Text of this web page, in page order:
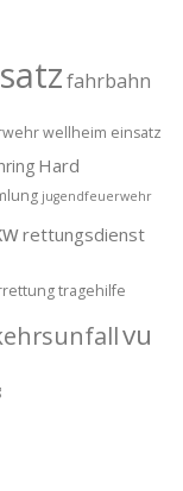
fahrbahn
wellheim einsatz
Hard
jugendfeuerwehr
rettungsdienst
tragehilfe
vu